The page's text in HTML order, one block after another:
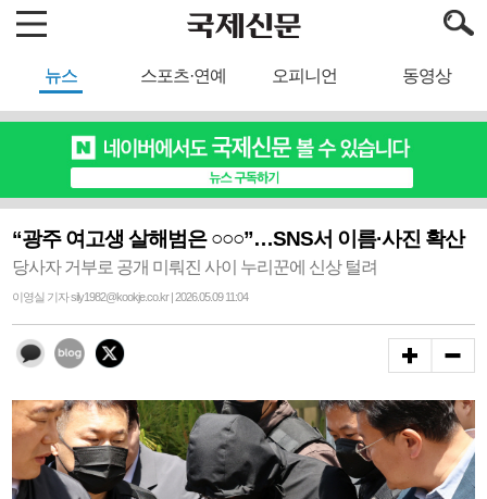
뉴스 스포츠·연예 오피니언 동영상
“광주 여고생 살해범은 ○○○”…SNS서 이름·사진 확산
당사자 거부로 공개 미뤄진 사이 누리꾼에 신상 털려
이영실 기자 sily1982@kookje.co.kr | 2026.05.09 11:04